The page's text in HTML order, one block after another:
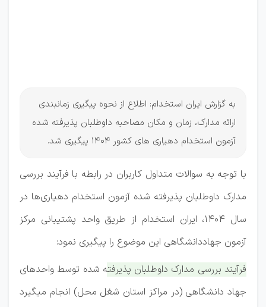
به گزارش ایران استخدام: اطلاع از نحوه پیگیری زمانبندی
ارائه مدارک، زمان و مکان مصاحبه داوطلبان پذیرفته شده
آزمون استخدام دهیاری های کشور 1404 پیگیری شد.
با توجه به سوالات متداول کاربران در رابطه با فرآیند بررسی
مدارک داوطلبان پذیرفته شده آزمون استخدام دهیاری‌ها در
سال 1404، ایران استخدام از طریق واحد پشتیبانی مرکز
آزمون جهاددانشگاهی این موضوع را پیگیری نمود:
فرآیند بررسی مدارک داوطلبان پذیرفته شده توسط واحدهای
جهاد دانشگاهی (در مراکز استان شغل محل) انجام میگیرد